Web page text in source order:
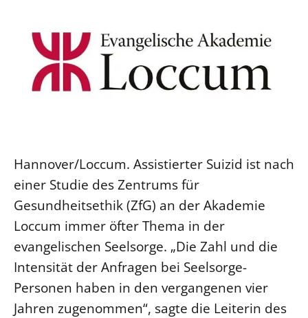
Hannover/Loccum. Assistierter Suizid ist nach
einer Studie des Zentrums für
Gesundheitsethik (ZfG) an der Akademie
Loccum immer öfter Thema in der
evangelischen Seelsorge. „Die Zahl und die
Intensität der Anfragen bei Seelsorge-
Personen haben in den vergangenen vier
Jahren zugenommen“, sagte die Leiterin des
Personalausschuss
LANDESKIRCHENAMT
Rechnungsprüfungsamt
Fachstelle Sexualisierte Gewalt
Beschwerdestellen
Kirchenämter
Gleichstellung
Datenschutz
Geschäftsstelle Landessynode
Lutherische Kirche
Glaubensbekenntnis
Positionen
KLIMASCHUTZ
Nachhaltigkeit
Erneuerbare Energien
Gebäude
Datenschutz
Kontakt
Barrierefreiheit
Suche